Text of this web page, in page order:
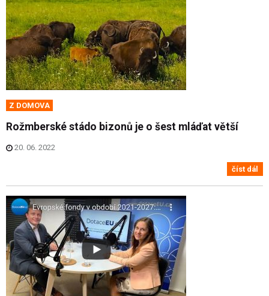
Z DOMOVA
Rožmberské stádo bizonů je o šest mláďat větší
20. 06. 2022
číst dál